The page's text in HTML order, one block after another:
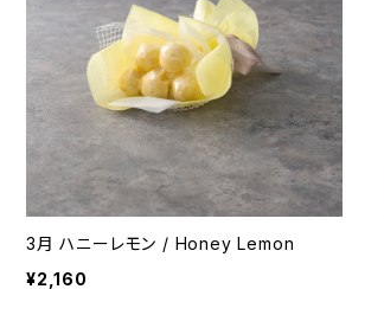
3月 ハニーレモン / Honey Lemon
¥2,160